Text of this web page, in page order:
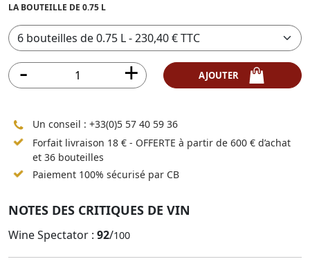
LA BOUTEILLE DE 0.75 L
Un conseil : +33(0)5 57 40 59 36
Forfait livraison 18 € - OFFERTE à partir de 600 € d’achat
et 36 bouteilles
Paiement 100% sécurisé par CB
NOTES DES CRITIQUES DE VIN
Wine Spectator : 92/100